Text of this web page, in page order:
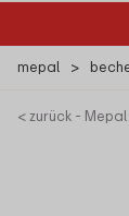
mepal >
< zurück - Mepal